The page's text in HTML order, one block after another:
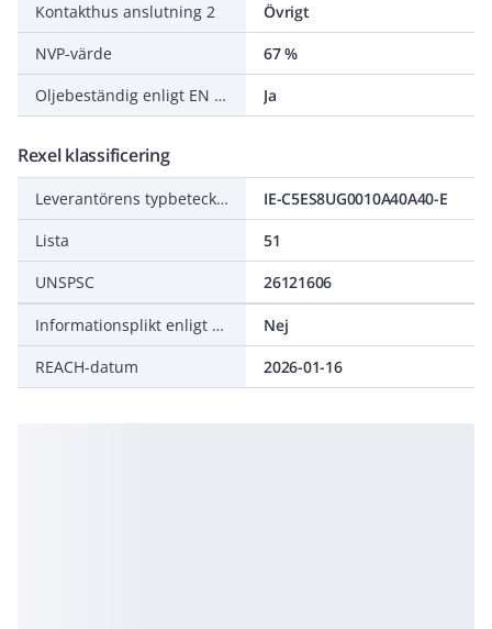
Kontakthus anslutning 2
Övrigt
NVP-värde
67 %
Oljebeständig enligt EN IEC 60811-404
Ja
Rexel klassificering
Leverantörens typbeteckning
IE-C5ES8UG0010A40A40-E
Lista
51
UNSPSC
26121606
Informationsplikt enligt REACH
Nej
REACH-datum
2026-01-16